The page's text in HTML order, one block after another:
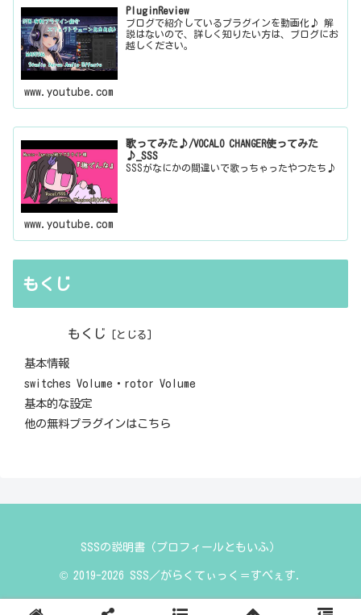
PluginReview
ブログで紹介しているプラグインを動画化♪ 解
説はないので、詳しく知りたい方は、ブログにお
越しください。
www.youtube.com
歌ってみた♪/VOCALO CHANGER使ってみた
♪_SSS
SSSがなにかの間違いで歌っちゃったやつたち♪
www.youtube.com
もくじ
もくじ
基本情報
switches Volume・rotor Volume
基本的な設定
他の無料プラグインはこちら
SSSの説明書（プロフィールともいふ）
© 2019-2026 SSS／がらくてぃっく＝すぺぇす.